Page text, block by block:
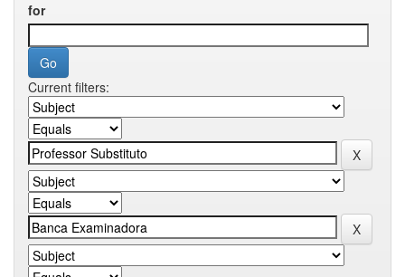
for
Current filters: